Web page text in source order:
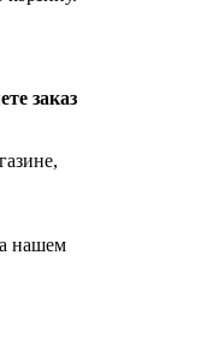
заказ
нашем